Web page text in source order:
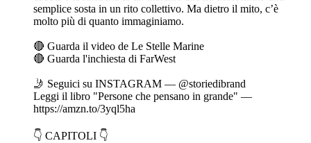
semplice sosta in un rito collettivo. Ma dietro il mito, c’è
molto più di quanto immaginiamo.
🔴 Guarda il video de Le Stelle Marine
🔴 Guarda l'inchiesta di FarWest
🤳 Seguici su INSTAGRAM — ⁠⁠@storiedibrand⁠⁠
Leggi il libro "Persone che pensano in grande" —
⁠⁠https://amzn.to/3yql5ha
👇 CAPITOLI 👇